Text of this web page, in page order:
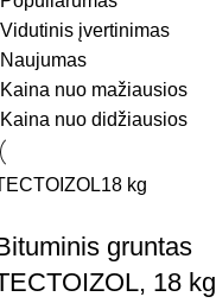
Vidutinis įvertinimas
Naujumas
Kaina nuo mažiausios
Kaina nuo didžiausios
18 kg
gruntas
18 kg